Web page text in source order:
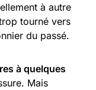
à autre
tourné vers
du passé.
à quelques
Mais